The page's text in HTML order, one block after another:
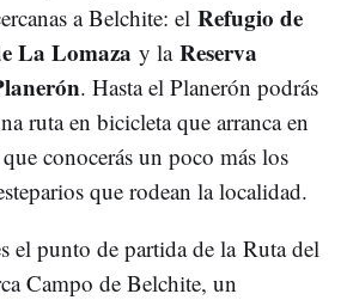
a Belchite: el Refugio de
La Lomaza y la Reserva
. Hasta el Planerón podrás
ruta en bicicleta que arranca en
conocerás un poco más los
que rodean la localidad.
el punto de partida de la Ruta del
Campo de Belchite, un